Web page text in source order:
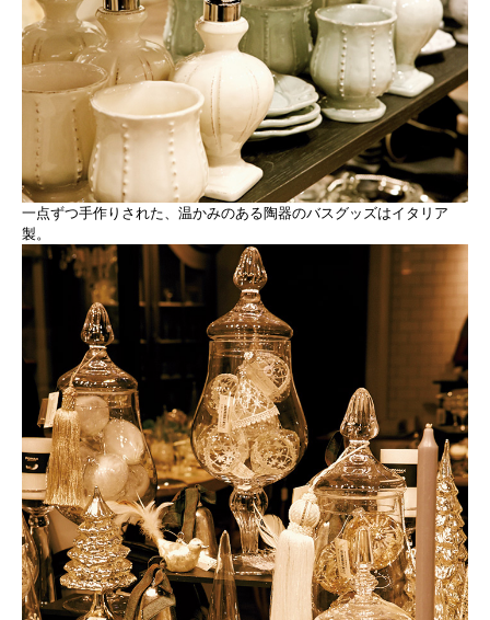
一点ずつ手作りされた、温かみのある陶器のバスグッズはイタリア
製。